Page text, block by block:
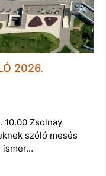
2026.
10.00 Zsolnay
szóló mesés
ismer…